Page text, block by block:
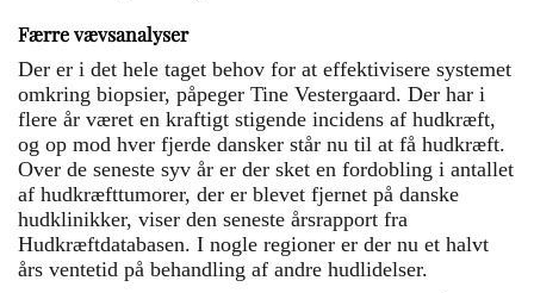
Færre vævsanalyser
Der er i det hele taget behov for at effektivisere systemet
omkring biopsier, påpeger Tine Vestergaard. Der har i
flere år været en kraftigt stigende incidens af hudkræft,
og op mod hver fjerde dansker står nu til at få hudkræft.
Over de seneste syv år er der sket en fordobling i antallet
af hudkræfttumorer, der er blevet fjernet på danske
hudklinikker, viser den seneste årsrapport fra
Hudkræftdatabasen. I nogle regioner er der nu et halvt
års ventetid på behandling af andre hudlidelser.